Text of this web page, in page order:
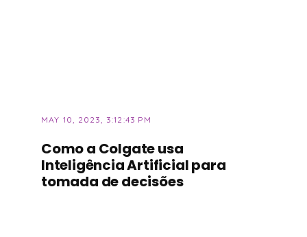
MAY 10, 2023, 3:12:43 PM
Como a Colgate usa
Inteligência Artificial para
tomada de decisões